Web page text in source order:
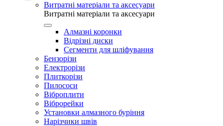
Витратні матеріали та аксесуари
Витратні матеріали та аксесуари
Алмазні коронки
Відрізні диски
Сегменти для шліфування
Бензорізи
Електрорізи
Плиткорізи
Пилососи
Віброплити
Віброрейки
Установки алмазного буріння
Нарізчики швів